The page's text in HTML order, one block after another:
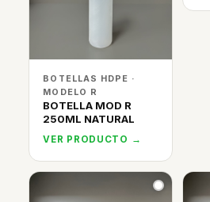
BOTELLAS HDPE ·
MODELO R
BOTELLA MOD R
250ML NATURAL
VER PRODUCTO →